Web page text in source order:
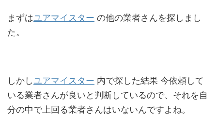
まずはユアマイスター の他の業者さんを探しまし
た。
しかしユアマイスター 内で探した結果 今依頼して
いる業者さんが良いと判断しているので、それを自
分の中で上回る業者さんはいないんですよね。